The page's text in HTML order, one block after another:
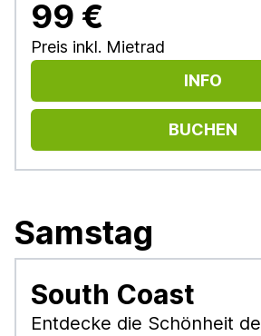
99 €
Preis inkl. Mietrad
INFO
BUCHEN
Samstag
South Coast
Entdecke die Schönheit